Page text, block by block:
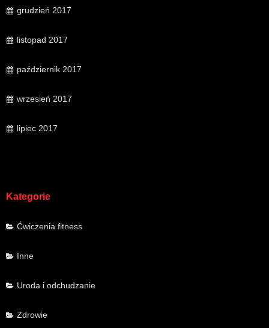
grudzień 2017
listopad 2017
październik 2017
wrzesień 2017
lipiec 2017
Kategorie
Ćwiczenia fitness
Inne
Uroda i odchudzanie
Zdrowie